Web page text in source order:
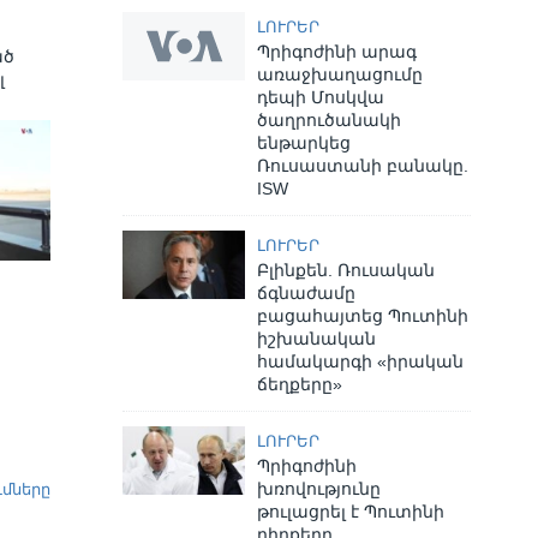
ԼՈՒՐԵՐ
Պրիգոժինի արագ
առաջխաղացումը
դեպի Մոսկվա
ծաղրուծանակի
ենթարկեց
Ռուսաստանի բանակը.
ISW
ԼՈՒՐԵՐ
Բլինքեն. Ռուսական
ճգնաժամը
բացահայտեց Պուտինի
իշխանական
համակարգի «իրական
ճեղքերը»
ԼՈՒՐԵՐ
Պրիգոժինի
խռովությունը
թուլացրել է Պուտինի
դիրքերը.